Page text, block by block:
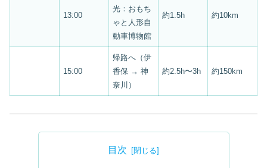
13:00
光：おもち
ゃと人形自
動車博物館
約1.5h 約10km
15:00
帰路へ（伊
香保 → 神
奈川）
約2.5h〜3h 約150km
目次